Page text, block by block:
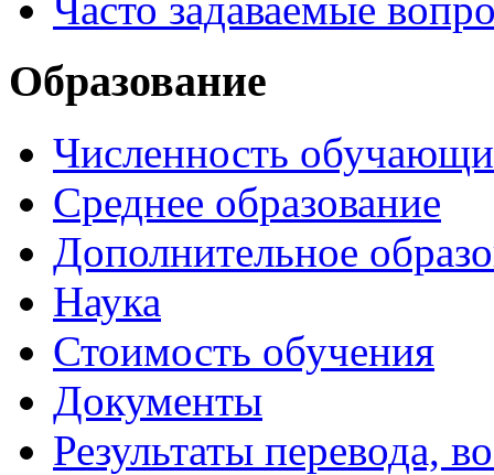
Часто задаваемые
Образование
Численность
Среднее образование
Дополнительное
Наука
Стоимость обучения
Документы
Результаты перевода,